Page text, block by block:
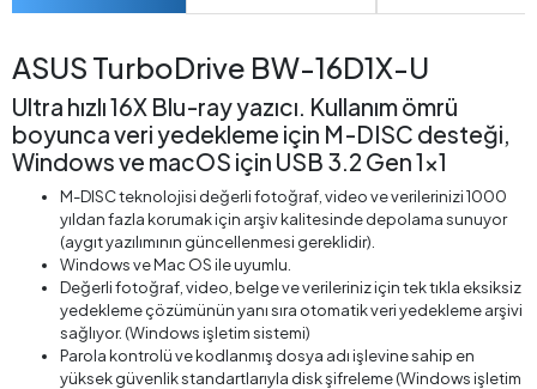
ASUS TurboDrive BW-16D1X-U
Ultra hızlı 16X Blu-ray yazıcı. Kullanım ömrü
boyunca veri yedekleme için M-DISC desteği,
Windows ve macOS için USB 3.2 Gen 1x1
M-DISC teknolojisi değerli fotoğraf, video ve verilerinizi 1000
yıldan fazla korumak için arşiv kalitesinde depolama sunuyor
(aygıt yazılımının güncellenmesi gereklidir).
Windows ve Mac OS ile uyumlu.
Değerli fotoğraf, video, belge ve verileriniz için tek tıkla eksiksiz
yedekleme çözümünün yanı sıra otomatik veri yedekleme arşivi
sağlıyor. (Windows işletim sistemi)
Parola kontrolü ve kodlanmış dosya adı işlevine sahip en
yüksek güvenlik standartlarıyla disk şifreleme (Windows işletim